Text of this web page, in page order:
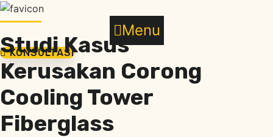
Skip
to
content
Menu
KONSULTASI
Studi Kasus
Kerusakan Corong
Cooling Tower
Fiberglass